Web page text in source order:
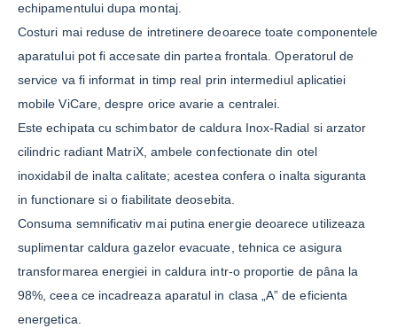
echipamentului dupa montaj.
Costuri mai reduse de intretinere deoarece toate componentele
aparatului pot fi accesate din partea frontala. Operatorul de
service va fi informat in timp real prin intermediul aplicatiei
mobile ViCare, despre orice avarie a centralei.
Este echipata cu schimbator de caldura Inox-Radial si arzator
cilindric radiant MatriX, ambele confectionate din otel
inoxidabil de inalta calitate; acestea confera o inalta siguranta
in functionare si o fiabilitate deosebita.
Consuma semnificativ mai putina energie deoarece utilizeaza
suplimentar caldura gazelor evacuate, tehnica ce asigura
transformarea energiei in caldura intr-o proportie de pâna la
98%, ceea ce incadreaza aparatul in clasa „A” de eficienta
energetica.